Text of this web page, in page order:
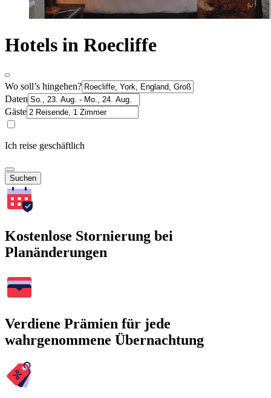
Hotels in Roecliffe
Wo soll’s hingehen?
Daten
Gäste
Ich reise geschäftlich
Suchen
Kostenlose Stornierung bei
Planänderungen
Verdiene Prämien für jede
wahrgenommene Übernachtung